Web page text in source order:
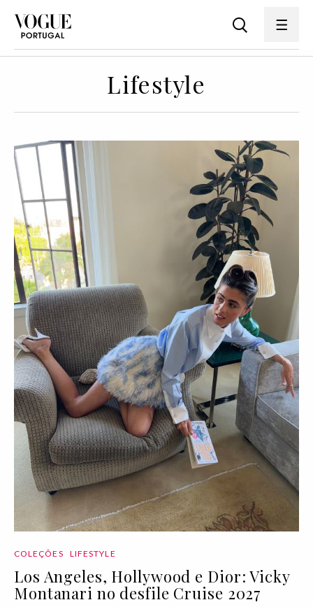
Lifestyle
COLEÇÕES LIFESTYLE
Los Angeles, Hollywood e Dior: Vicky
Montanari no desfile Cruise 2027